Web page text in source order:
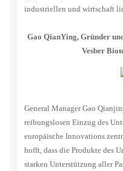
industriellen und wirtschaft
Gao QianYing, Gründer
Vesber
General Manager Gao
reibungslosen Einzug des
europäische Innovations
hofft, dass die Produkte des
starken Unterstützung aller